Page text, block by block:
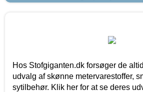
Hos Stofgiganten.dk forsøger de
udvalg af skønne metervarestoffer,
sytilbehør. Klik her for at se deres